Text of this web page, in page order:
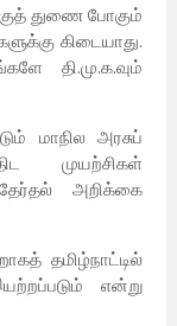
துணை போகும்
கிடையாது.
தி.மு.க.வும்
மாநில அரசுப்
முயற்சிகள்
அறிக்கை
தமிழ்நாட்டில்
என்று